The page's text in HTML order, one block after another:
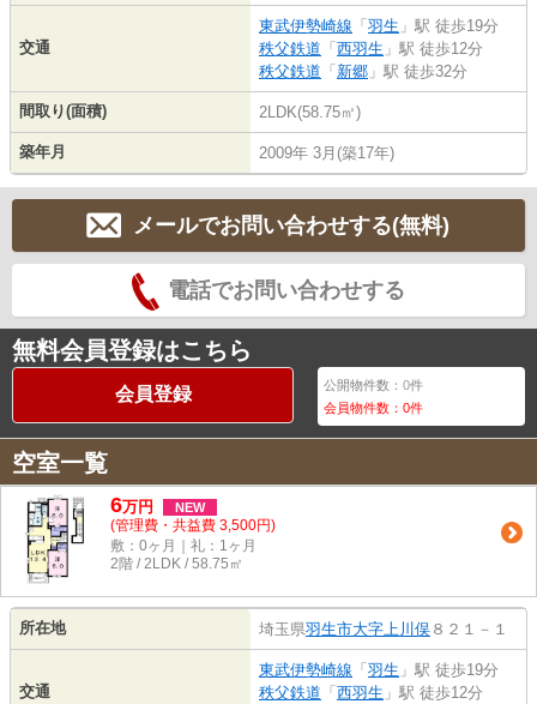
交通
東武伊勢崎線 「 羽生 」駅 徒歩19分
秩父鉄道 「 西羽生 」駅 徒歩12分
秩父鉄道 「 新郷 」駅 徒歩32分
間取り(面積) 2LDK(58.75㎡)
築年月 2009年 3月(築17年)
メールでお問い合わせする(無料)
電話でお問い合わせする
無料会員登録はこちら
会員登録 公開物件数：0件
会員物件数：0件
空室一覧
6万円 NEW
(管理費・共益費 3,500円)
敷：0ヶ月｜礼：1ヶ月
2階 / 2LDK / 58.75㎡
所在地 埼玉県羽生市大字上川俣 ８２１－１
交通
東武伊勢崎線 「 羽生 」駅 徒歩19分
秩父鉄道 「 西羽生 」駅 徒歩12分